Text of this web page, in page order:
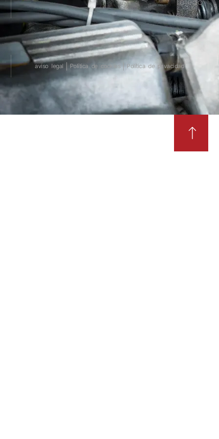
Toledo
aviso legal Política de cookies Política de privacidad